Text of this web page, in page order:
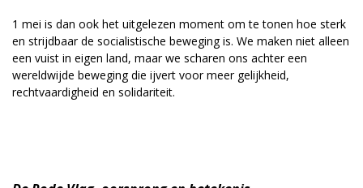
1 mei is dan ook het uitgelezen moment om te tonen hoe sterk
en strijdbaar de socialistische beweging is. We maken niet alleen
een vuist in eigen land, maar we scharen ons achter een
wereldwijde beweging die ijvert voor meer gelijkheid,
rechtvaardigheid en solidariteit.